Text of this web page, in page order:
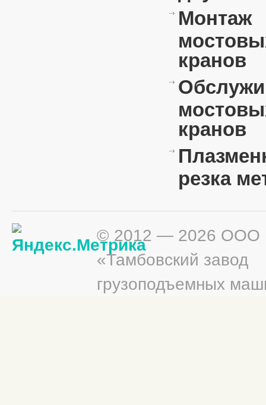
Монтаж
кранов
кранов
резка
© 2012 — 2026 ООО
«Тамбовский завод
грузоподъемных